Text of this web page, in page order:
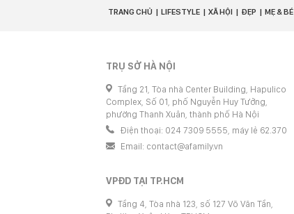
TRANG CHỦ LIFESTYLE XÃ HỘI ĐẸP MẸ & BÉ
TRỤ SỞ HÀ NỘI
Tầng 21, Tòa nhà Center Building, Hapulico
Complex, Số 01, phố Nguyễn Huy Tưởng,
phường Thanh Xuân, thành phố Hà Nội
Điện thoại: 024 7309 5555, máy lẻ 62.370
Email: contact@afamily.vn
VPĐD TẠI TP.HCM
Tầng 4, Tòa nhà 123, số 127 Võ Văn Tần,